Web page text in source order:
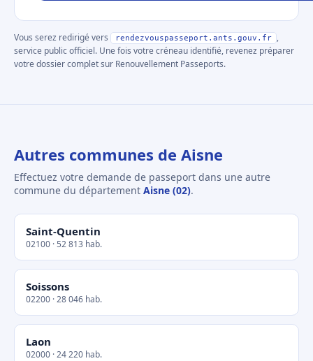
Vous serez redirigé vers rendezvouspasseport.ants.gouv.fr
,
service public officiel. Une fois votre créneau identifié, revenez préparer
votre dossier complet sur Renouvellement Passeports.
Autres communes de Aisne
Effectuez votre demande de passeport dans une autre
commune du département Aisne (02).
Saint-Quentin
02100 · 52 813 hab.
Soissons
02200 · 28 046 hab.
Laon
02000 · 24 220 hab.